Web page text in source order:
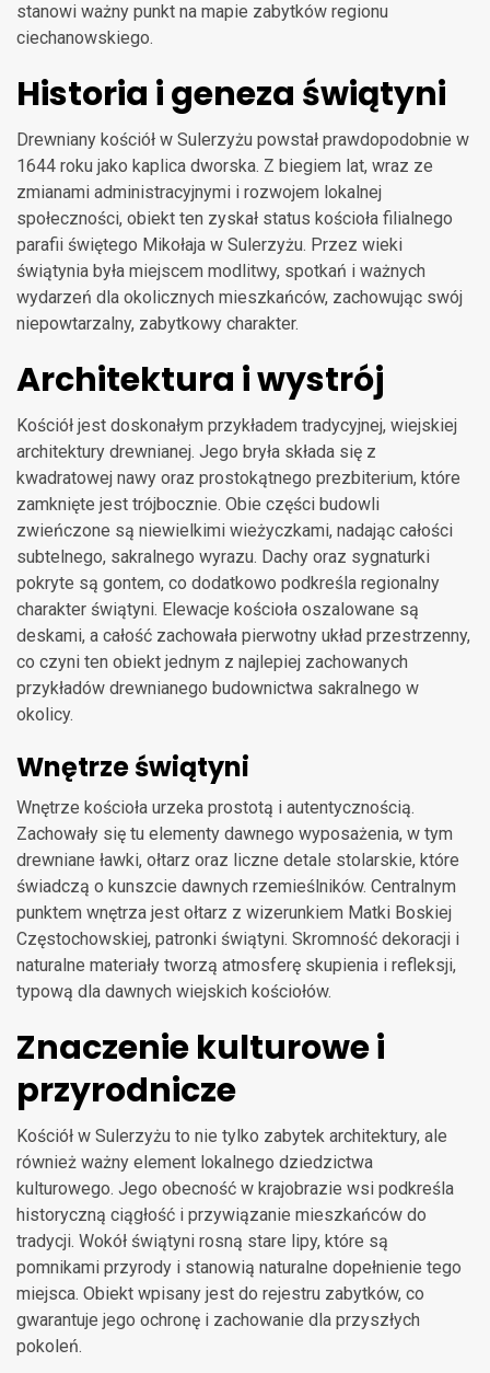
stanowi ważny punkt na mapie zabytków regionu
ciechanowskiego.
Historia i geneza świątyni
Drewniany kościół w Sulerzyżu powstał prawdopodobnie w
1644 roku jako kaplica dworska. Z biegiem lat, wraz ze
zmianami administracyjnymi i rozwojem lokalnej
społeczności, obiekt ten zyskał status kościoła filialnego
parafii świętego Mikołaja w Sulerzyżu. Przez wieki
świątynia była miejscem modlitwy, spotkań i ważnych
wydarzeń dla okolicznych mieszkańców, zachowując swój
niepowtarzalny, zabytkowy charakter.
Architektura i wystrój
Kościół jest doskonałym przykładem tradycyjnej, wiejskiej
architektury drewnianej. Jego bryła składa się z
kwadratowej nawy oraz prostokątnego prezbiterium, które
zamknięte jest trójbocznie. Obie części budowli
zwieńczone są niewielkimi wieżyczkami, nadając całości
subtelnego, sakralnego wyrazu. Dachy oraz sygnaturki
pokryte są gontem, co dodatkowo podkreśla regionalny
charakter świątyni. Elewacje kościoła oszalowane są
deskami, a całość zachowała pierwotny układ przestrzenny,
co czyni ten obiekt jednym z najlepiej zachowanych
przykładów drewnianego budownictwa sakralnego w
okolicy.
Wnętrze świątyni
Wnętrze kościoła urzeka prostotą i autentycznością.
Zachowały się tu elementy dawnego wyposażenia, w tym
drewniane ławki, ołtarz oraz liczne detale stolarskie, które
świadczą o kunszcie dawnych rzemieślników. Centralnym
punktem wnętrza jest ołtarz z wizerunkiem Matki Boskiej
Częstochowskiej, patronki świątyni. Skromność dekoracji i
naturalne materiały tworzą atmosferę skupienia i refleksji,
typową dla dawnych wiejskich kościołów.
Znaczenie kulturowe i
przyrodnicze
Kościół w Sulerzyżu to nie tylko zabytek architektury, ale
również ważny element lokalnego dziedzictwa
kulturowego. Jego obecność w krajobrazie wsi podkreśla
historyczną ciągłość i przywiązanie mieszkańców do
tradycji. Wokół świątyni rosną stare lipy, które są
pomnikami przyrody i stanowią naturalne dopełnienie tego
miejsca. Obiekt wpisany jest do rejestru zabytków, co
gwarantuje jego ochronę i zachowanie dla przyszłych
pokoleń.